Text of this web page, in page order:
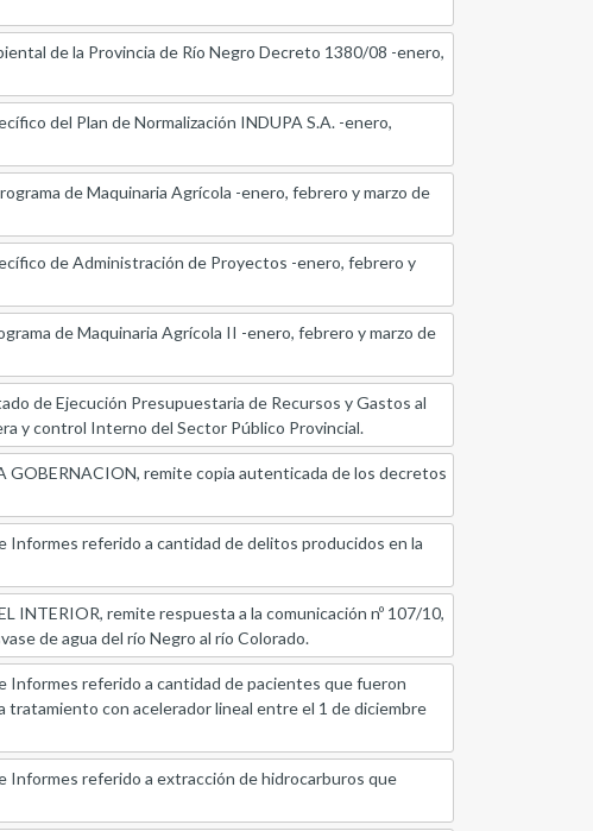
de la Provincia de Río Negro Decreto 1380/08 -enero,
del Plan de Normalización INDUPA S.A. -enero,
de Maquinaria Agrícola -enero, febrero y marzo de
de Administración de Proyectos -enero, febrero y
de Maquinaria Agrícola II -enero, febrero y marzo de
de Ejecución Presupuestaria de Recursos y Gastos al
y control Interno del Sector Público Provincial.
GOBERNACION, remite copia autenticada de los decretos
Informes referido a cantidad de delitos producidos en la
INTERIOR, remite respuesta a la comunicación nº 107/10,
de agua del río Negro al río Colorado.
Informes referido a cantidad de pacientes que fueron
con acelerador lineal entre el 1 de diciembre
Informes referido a extracción de hidrocarburos que